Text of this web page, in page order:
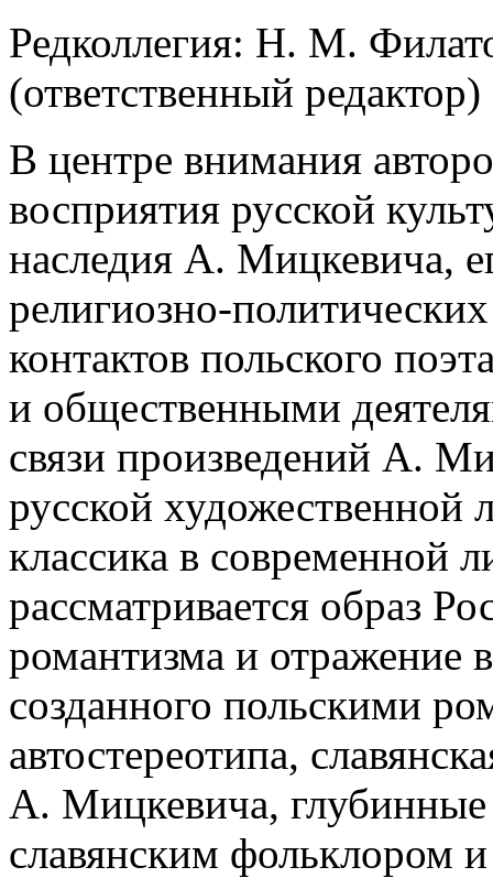
Редколлегия: Н. М.
(ответственный редактор)
В центре внимания
восприятия русской
наследия А. Мицкевича,
религиозно-
контактов польского
и общественными
связи произведений А.
русской художественной
классика в сов­ременной
рассматривается образ
романтизма и отражение
созданного польскими
автостереотипа,
А. Мицкевича, глубинные
славянским фольклором